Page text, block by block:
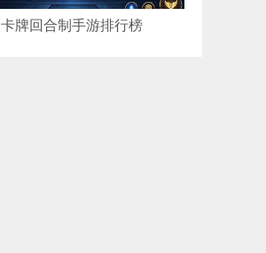
卡牌回合制手游排行榜